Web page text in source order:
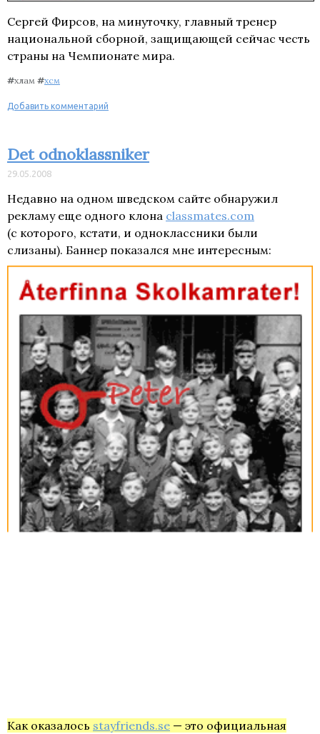
Сергей Фирсов, на минуточку, главный тренер
национальной сборной, защищающей сейчас честь
страны на Чемпионате мира.
#хлам #хсм
Добавить комментарий
Det odnoklassniker
29.05.2008
Недавно на одном шведском сайте обнаружил
рекламу еще одного клона classmates.com
(с которого, кстати, и одноклассники были
слизаны). Баннер показался мне интересным:
Как оказалось stayfriends.se — это официальная